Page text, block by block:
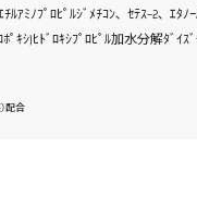
ﾐﾉﾌﾟﾛﾋﾟﾙｼﾞﾒﾁｺﾝ､ ｾﾃｽ-2､ ｴﾀﾉ
ｼ)ﾋﾄﾞﾛｷｼﾌﾟﾛﾋﾟﾙ加水分解ﾀﾞｲｽ
配合